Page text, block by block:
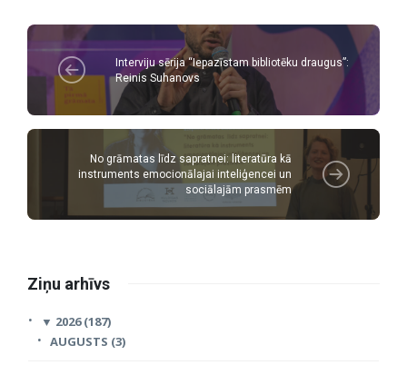
Interviju sērija “Iepazīstam bibliotēku draugus”:
Reinis Suhanovs
No grāmatas līdz sapratnei: literatūra kā
instruments emocionālajai inteliģencei un
sociālajām prasmēm
Ziņu arhīvs
▼ 2026 (187)
AUGUSTS (3)